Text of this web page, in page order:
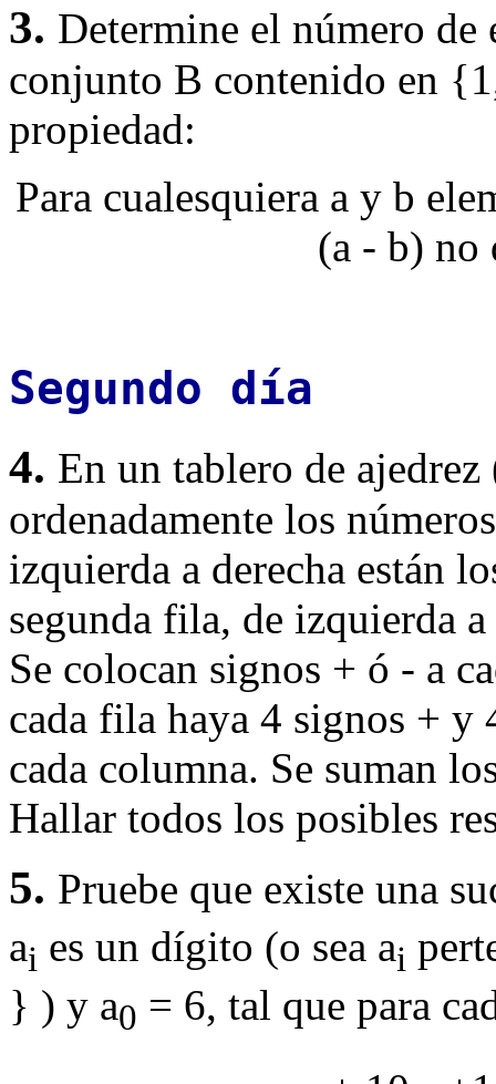
3. Determine el número de
conjunto B contenido en
propiedad:
Para cualesquiera a y b
(a - b) no
Segundo día
4. En un tablero de
ordenadamente los
izquierda a derecha están
segunda fila, de izquierda
Se colocan signos + ó - a
cada fila haya 4 signos +
cada columna. Se suman
Hallar todos los posibles
5. Pruebe que existe una
ai es un dígito (o sea ai
} ) y a0 = 6, tal que para